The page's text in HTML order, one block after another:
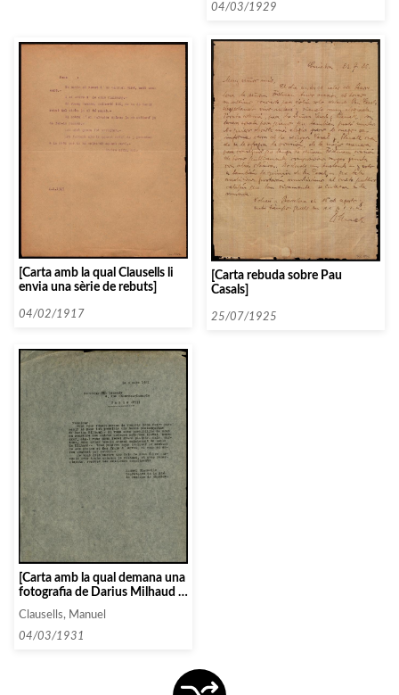
04/03/1929
[Carta amb la qual Clausells li
envia una sèrie de rebuts]
04/02/1917
[Carta rebuda sobre Pau
Casals]
25/07/1925
[Carta amb la qual demana una
fotografia de Darius Milhaud i,
si és possible, també d’altres
autors moderns]
Clausells, Manuel
04/03/1931